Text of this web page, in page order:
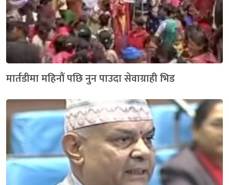
मार्तडीमा महिनौं पछि नुन पाउदा सेवाग्राही भिड